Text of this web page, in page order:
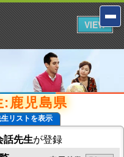
:鹿児島県
リストを表示
話先生が登録
VIEW
VIEW